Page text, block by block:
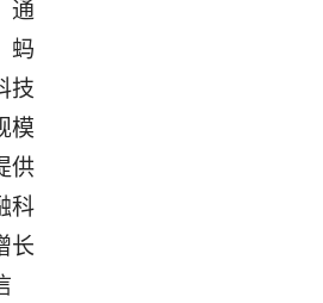
通
蚂
技
模
供
科
长